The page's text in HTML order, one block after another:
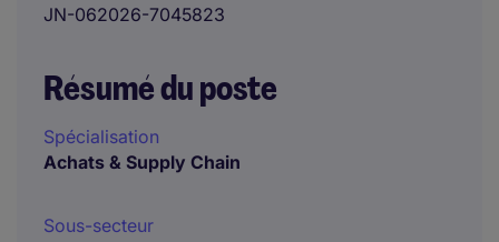
JN-062026-7045823
Résumé du poste
Spécialisation
Achats & Supply Chain
Sous-secteur